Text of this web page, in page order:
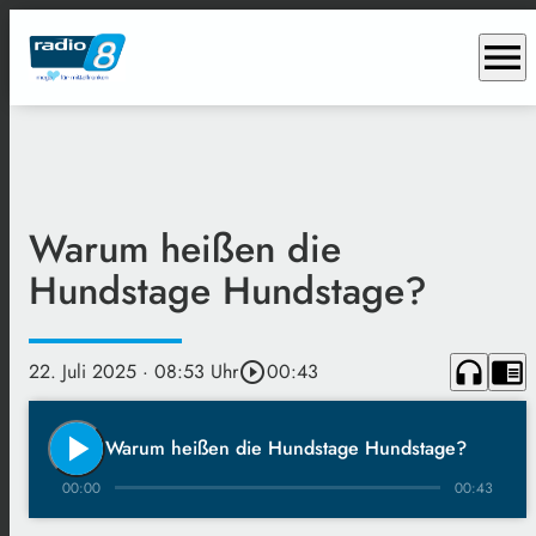
menu
Warum heißen die
Hundstage Hundstage?
22. Juli 2025 · 08:53 Uhrplay_circle_outline00:43 headphones chrome_reader_mode
play_arrow Warum heißen die Hundstage Hundstage?
00:00 00:43